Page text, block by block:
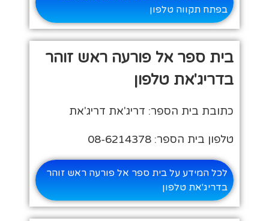
בפתח תקווה טלפון
בית ספר אל פורעה ראש זוהר
בדריג'את טלפון
כתובת בית הספר: דריג'את דריג'את
טלפון בית הספר: 08-6214378
לכל המידע על בית ספר אל פורעה ראש זוהר
בדריג'את טלפון